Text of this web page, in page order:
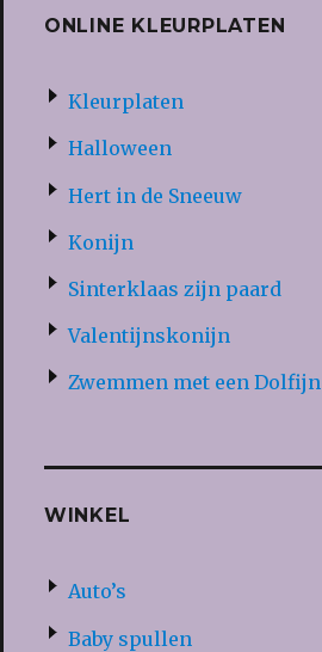
ONLINE KLEURPLATEN
Kleurplaten
Halloween
Hert in de Sneeuw
Konijn
Sinterklaas zijn paard
Valentijnskonijn
Zwemmen met een Dolfijn
WINKEL
Auto’s
Baby spullen